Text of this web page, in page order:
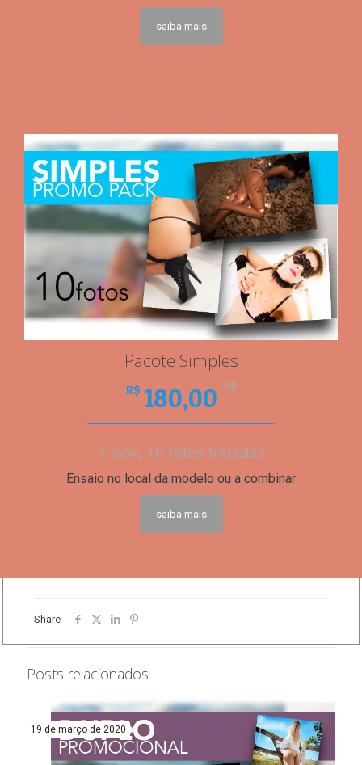
saiba mais
Pacote Simples
R$ 180,00 ,00
1 look, 10 fotos tratadas
Ensaio no local da modelo ou a combinar
saiba mais
Share
Posts relacionados
19 de março de 2020